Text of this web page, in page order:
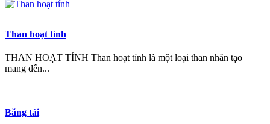
Than hoạt tính
THAN HOẠT TÍNH Than hoạt tính là một loại than nhân tạo
mang đến...
Băng tải